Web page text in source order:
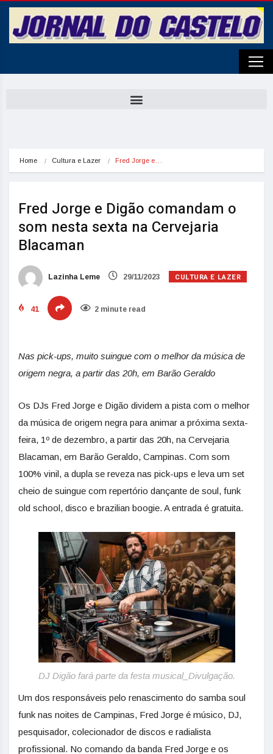
Home Cultura e Lazer Fred Jorge e…
Fred Jorge e Digão comandam o
som nesta sexta na Cervejaria
Blacaman
Lazinha Leme 29/11/2023 CULTURA E LAZER
41 2 minute read
Nas pick-ups, muito suingue com o melhor da música de
origem negra, a partir das 20h, em Barão Geraldo
Os DJs Fred Jorge e Digão dividem a pista com o melhor
da música de origem negra para animar a próxima sexta-
feira, 1º de dezembro, a partir das 20h, na Cervejaria
Blacaman, em Barão Geraldo, Campinas. Com som
100% vinil, a dupla se reveza nas pick-ups e leva um set
cheio de suingue com repertório dançante de soul, funk
old school, disco e brazilian boogie. A entrada é gratuita.
DJ Digão fará parte da festa musical_Divulgação.
Um dos responsáveis pelo renascimento do samba soul
funk nas noites de Campinas, Fred Jorge é músico, DJ,
pesquisador, colecionador de discos e radialista
profissional. No comando da banda Fred Jorge e os